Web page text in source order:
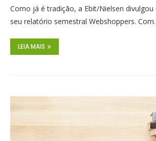
Como já é tradição, a Ebit/Nielsen
seu relatório semestral Webshoppers.
LEIA MAIS